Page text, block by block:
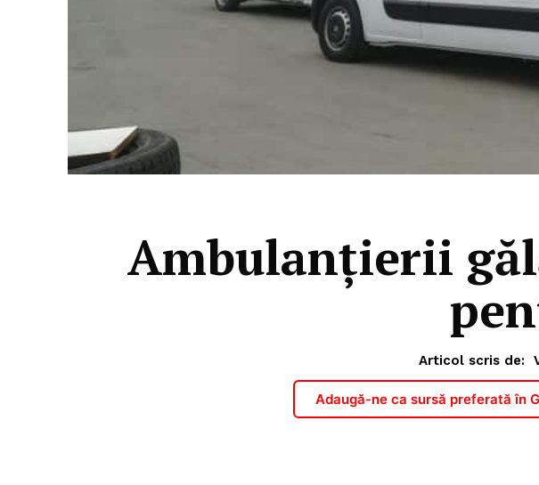
Ambulanțierii
Articol scris de:
Adaugă-ne ca sursă preferată în